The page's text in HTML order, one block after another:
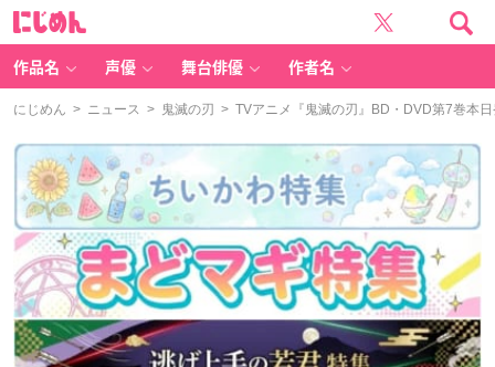
作品名 声優 舞台俳優 作者名
にじめん > ニュース > 鬼滅の刃 > TVアニメ『鬼滅の刃』BD・DVD第7巻本